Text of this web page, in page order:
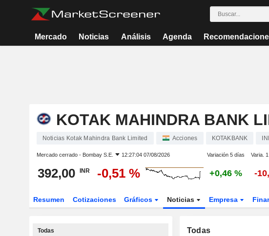
Mercado Noticias Análisis Agenda
KOTAK MAHINDRA BANK
Noticias Kotak Mahindra Bank Limited Acciones KOTAKBANK
Mercado cerrado - Bombay S.E. 12:27:04 07/08/2026 Variación 5 días Varia.
392,00 INR -0,51 % +0,46 % -
Resumen Cotizaciones Gráficos Noticias Empresa
Todas
Todas